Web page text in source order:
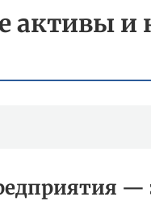
активы и
—